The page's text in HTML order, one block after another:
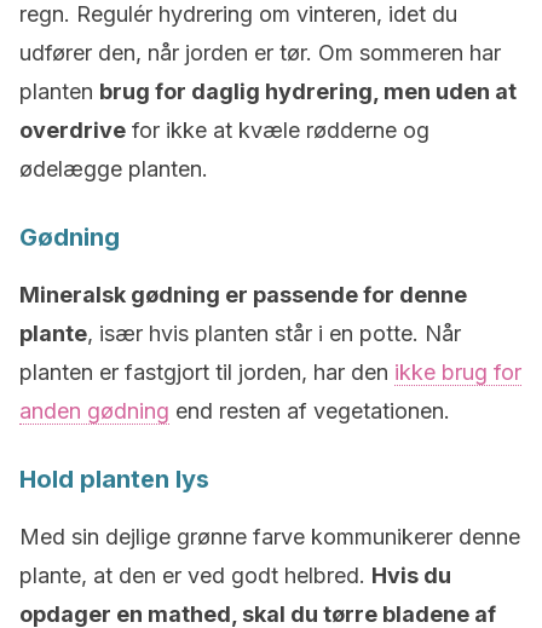
regn. Regulér hydrering om vinteren, idet du
udfører den, når jorden er tør. Om sommeren har
planten brug for daglig hydrering, men uden at
overdrive for ikke at kvæle rødderne og
ødelægge planten.
Gødning
Mineralsk gødning er passende for denne
plante, især hvis planten står i en potte. Når
planten er fastgjort til jorden, har den ikke brug for
anden gødning end resten af vegetationen.
Hold planten lys
Med sin dejlige grønne farve kommunikerer denne
plante, at den er ved godt helbred. Hvis du
opdager en mathed, skal du tørre bladene af